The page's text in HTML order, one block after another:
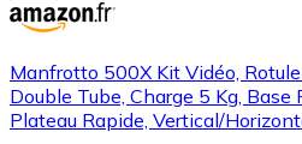
Manfrotto 500X Kit Vidéo,
Double Tube, Charge 5 Kg, Base
Plateau Rapide, Vertical/